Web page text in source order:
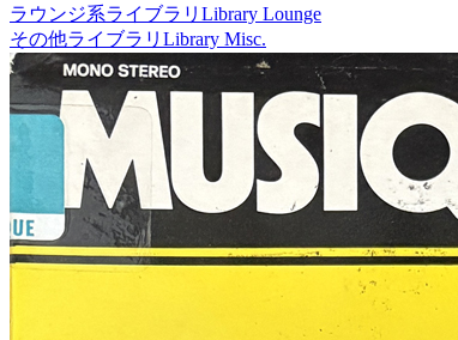
ラウンジ系ライブラリ Library Lounge
その他ライブラリ Library Misc.